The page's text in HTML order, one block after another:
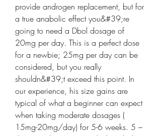
provide androgen replacement, but for
a true anabolic effect you&#39;re
going to need a Dbol dosage of
20mg per day. This is a perfect dose
for a newbie; 25mg per day can be
considered, but you really
shouldn&#39;t exceed this point. In
our experience, his size gains are
typical of what a beginner can expect
when taking moderate dosages (
15mg-20mg/day) for 5-6 weeks. 5 –